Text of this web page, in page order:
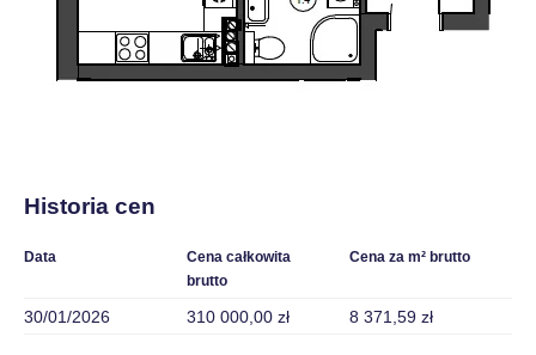
Historia cen
Data
Cena całkowita
brutto
Cena za m² brutto
30/01/2026 310 000,00 zł 8 371,59 zł